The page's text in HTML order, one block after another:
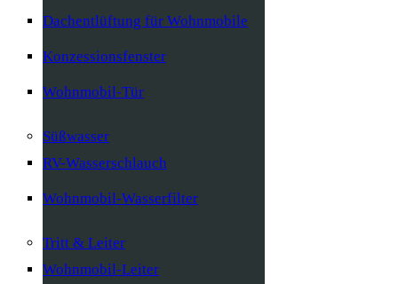
Dachentlüftung für Wohnmobile
Konzessionsfenster
Wohnmobil-Tür
Süßwasser
RV-Wasserschlauch
Wohnmobil-Wasserfilter
Tritt & Leiter
Wohnmobil-Leiter